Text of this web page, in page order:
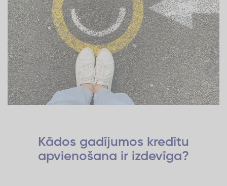
Kādos gadījumos kredītu
apvienošana ir izdevīga?